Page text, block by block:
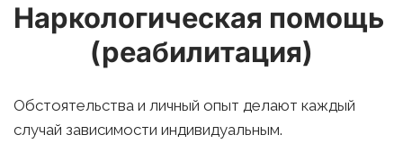
Наркологическая помощь
(реабилитация)
Обстоятельства и личный опыт делают каждый
случай зависимости индивидуальным.